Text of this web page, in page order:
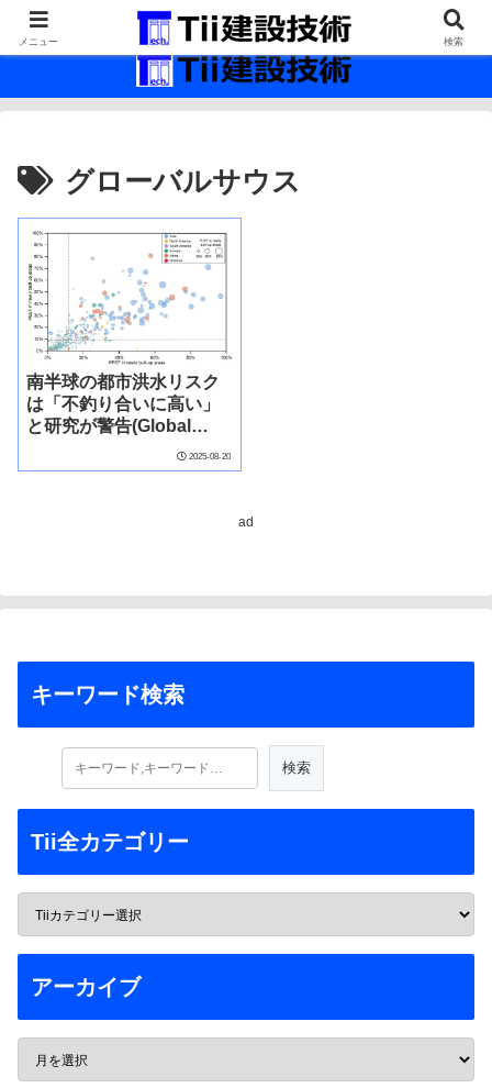
最新の建設技術の情報インフラ。
グローバルサウス
南半球の都市洪水リスク
は「不釣り合いに高い」
と研究が警告(Global
“Disproportionately
2025-08-20
ad
キーワード検索
Tii全カテゴリー
アーカイブ
メニュー 検索